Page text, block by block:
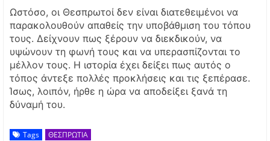
Ωστόσο, οι Θεσπρωτοί δεν είναι διατεθειμένοι να
παρακολουθούν απαθείς την υποβάθμιση του τόπου
τους. Δείχνουν πως ξέρουν να διεκδικούν, να
υψώνουν τη φωνή τους και να υπερασπίζονται το
μέλλον τους. Η ιστορία έχει δείξει πως αυτός ο
τόπος άντεξε πολλές προκλήσεις και τις ξεπέρασε.
Ίσως, λοιπόν, ήρθε η ώρα να αποδείξει ξανά τη
δύναμή του.
Tags ΘΕΣΠΡΩΤΙΑ